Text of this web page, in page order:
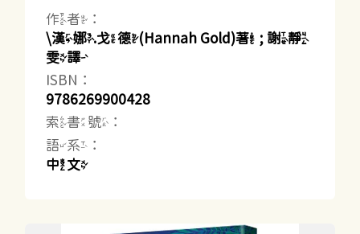
作者：
\漢娜.戈德(Hannah Gold)著 ; 謝靜
雯譯
ISBN：
9786269900428
索書號：
語系：
中文